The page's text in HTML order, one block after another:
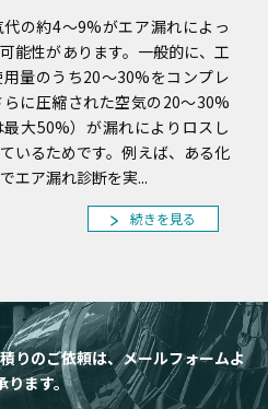
の約4～9%がエア漏れによっ
能性があります。一般的に、工
量のうち20～30%をコンプレ
に圧縮された空気の20～30%
最大50%）が漏れによりロスし
いるためです。例えば、ある化
エア漏れ診断を実...
続きを見る
りのご依頼は、メールフォームよ
ります。